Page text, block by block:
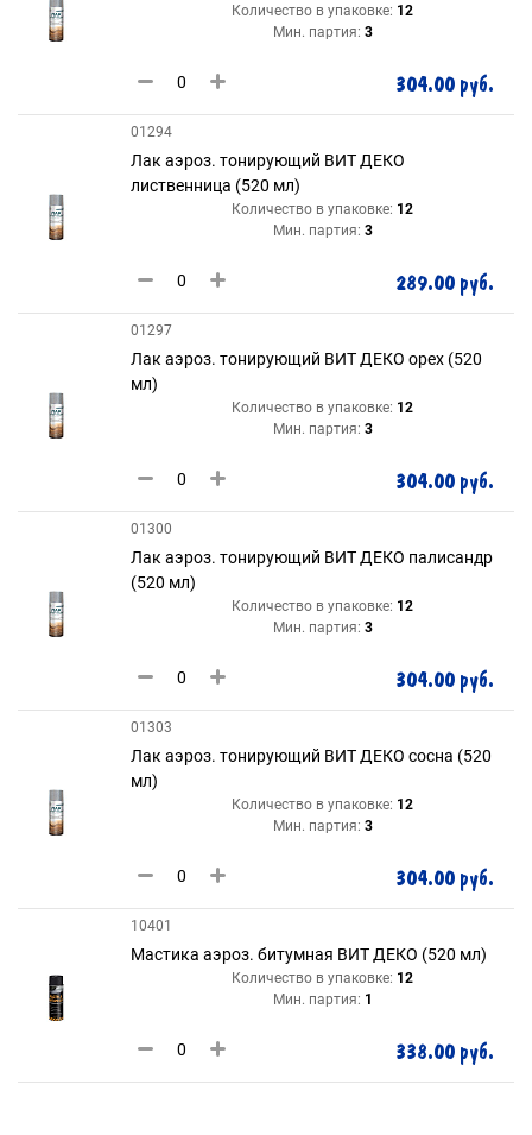
Количество в упаковке: 12
Мин. партия: 3
304.00 руб.
01294
Лак аэроз. тонирующий ВИТ ДЕКО
лиственница (520 мл)
Количество в упаковке: 12
Мин. партия: 3
289.00 руб.
01297
Лак аэроз. тонирующий ВИТ ДЕКО орех (520
мл)
Количество в упаковке: 12
Мин. партия: 3
304.00 руб.
01300
Лак аэроз. тонирующий ВИТ ДЕКО палисандр
(520 мл)
Количество в упаковке: 12
Мин. партия: 3
304.00 руб.
01303
Лак аэроз. тонирующий ВИТ ДЕКО сосна (520
мл)
Количество в упаковке: 12
Мин. партия: 3
304.00 руб.
10401
Мастика аэроз. битумная ВИТ ДЕКО (520 мл)
Количество в упаковке: 12
Мин. партия: 1
338.00 руб.